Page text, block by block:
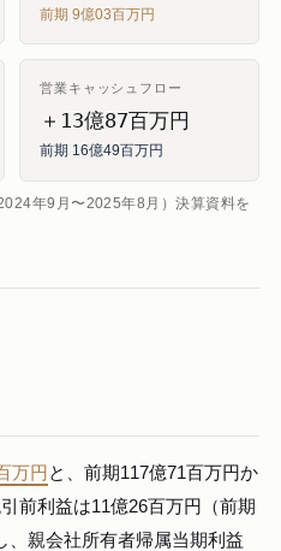
前期 9億03百万円
営業キャッシュフロー
＋13億87百万円
前期 16億49百万円
年9月〜2025年8月）決算資料を
万円 と、前期117億71百万円か
前利益は11億26百万円（前期
、親会社所有者帰属当期利益